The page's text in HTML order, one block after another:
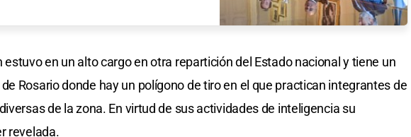
estuvo en un alto cargo en otra repartición del Estado nacional y tiene un
Rosario donde hay un polígono de tiro en el que practican integrantes de
de la zona. En virtud de sus actividades de inteligencia su
revelada.